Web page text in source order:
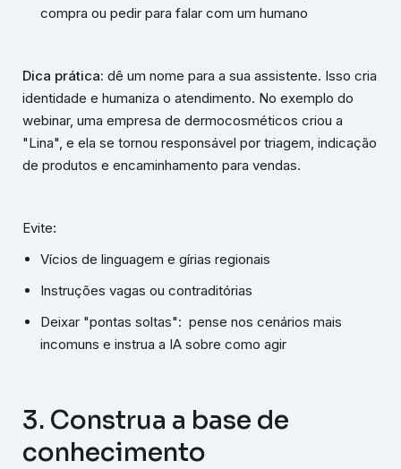
compra ou pedir para falar com um humano
Dica prática: dê um nome para a sua assistente. Isso cria
identidade e humaniza o atendimento. No exemplo do
webinar, uma empresa de dermocosméticos criou a
"Lina", e ela se tornou responsável por triagem, indicação
de produtos e encaminhamento para vendas.
Evite:
Vícios de linguagem e gírias regionais
Instruções vagas ou contraditórias
Deixar "pontas soltas": pense nos cenários mais
incomuns e instrua a IA sobre como agir
3. Construa a base de
conhecimento